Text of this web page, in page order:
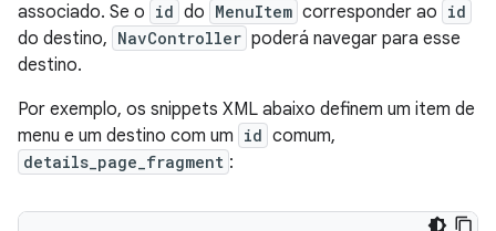
associado. Se o id do MenuItem corresponder ao id
do destino, NavController poderá navegar para esse
destino.
Por exemplo, os snippets XML abaixo definem um item de
menu e um destino com um id comum,
details_page_fragment :